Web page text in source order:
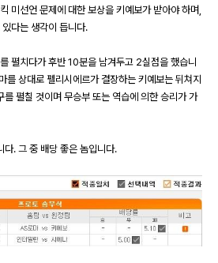
미선언 문제에 대한 보상을 키예보가 받아야 하며
다는 생각이 듭니다.
펼치다가 후반10분을 남겨두고 2실점을 했습니
를 상대로 펠리시에르가 결장하는 키예보는 뒤쳐지
를 펼칠 것이며 무승부 또는 역습에 의한 승리가 가
다. 그 중 배당 좋은 놈입니다.